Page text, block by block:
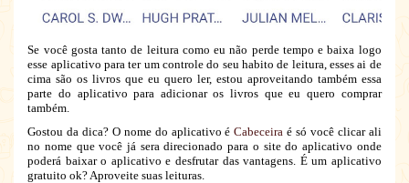
Se você gosta tanto de leitura como eu não perde tempo e baixa logo
esse aplicativo para ter um controle do seu habito de leitura, esses ai de
cima são os livros que eu quero ler, estou aproveitando também essa
parte do aplicativo para adicionar os livros que eu quero comprar
também.
Gostou da dica? O nome do aplicativo éCabeceira é só você clicar ali
no nome que você já sera direcionado para o site do aplicativo onde
poderá baixar o aplicativo e desfrutar das vantagens. É um aplicativo
gratuito ok? Aproveite suas leituras.